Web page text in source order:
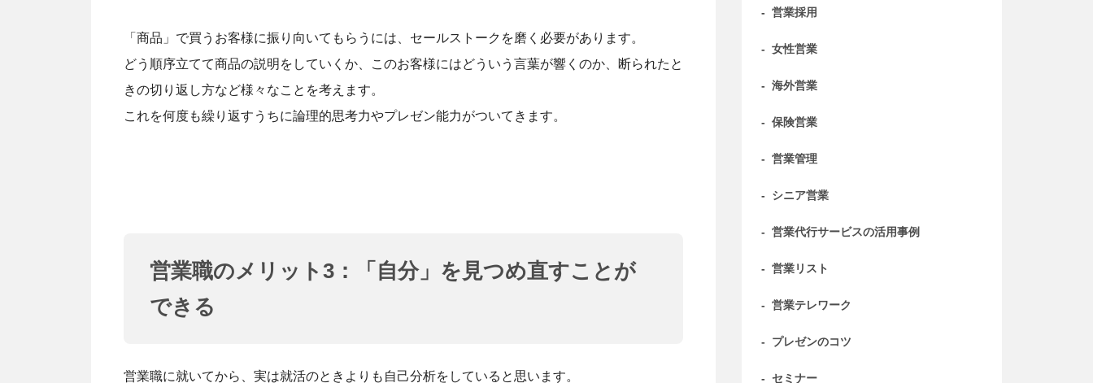
「商品」で買うお客様に振り向いてもらうには、セールストークを磨く必要があります。
どう順序立てて商品の説明をしていくか、このお客様にはどういう言葉が響くのか、断られたと
きの切り返し方など様々なことを考えます。
これを何度も繰り返すうちに論理的思考力やプレゼン能力がついてきます。
営業職のメリット3：「自分」を見つめ直すことが
できる
営業職に就いてから、実は就活のときよりも自己分析をしていると思います。
- 営業採用
- 女性営業
- 海外営業
- 保険営業
- 営業管理
- シニア営業
- 営業代行サービスの活用事例
- 営業リスト
- 営業テレワーク
- プレゼンのコツ
- セミナー